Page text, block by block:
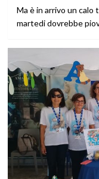
Ma è in arrivo un calo
martedi dovrebbe